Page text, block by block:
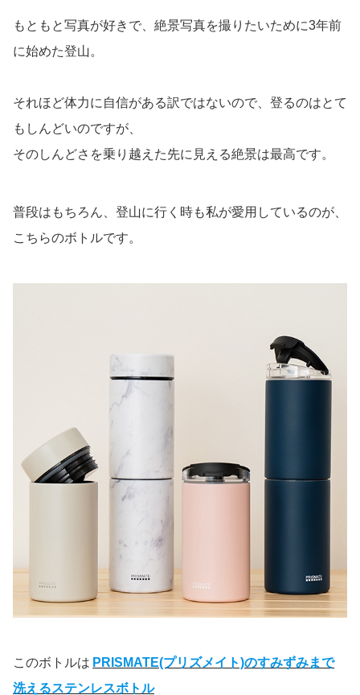
もともと写真が好きで、絶景写真を撮りたいために3年前
に始めた登山。
それほど体力に自信がある訳ではないので、登るのはとて
もしんどいのですが、
そのしんどさを乗り越えた先に見える絶景は最高です。
普段はもちろん、登山に行く時も私が愛用しているのが、
こちらのボトルです。
このボトルは PRISMATE(プリズメイト)のすみずみまで
洗えるステンレスボトル